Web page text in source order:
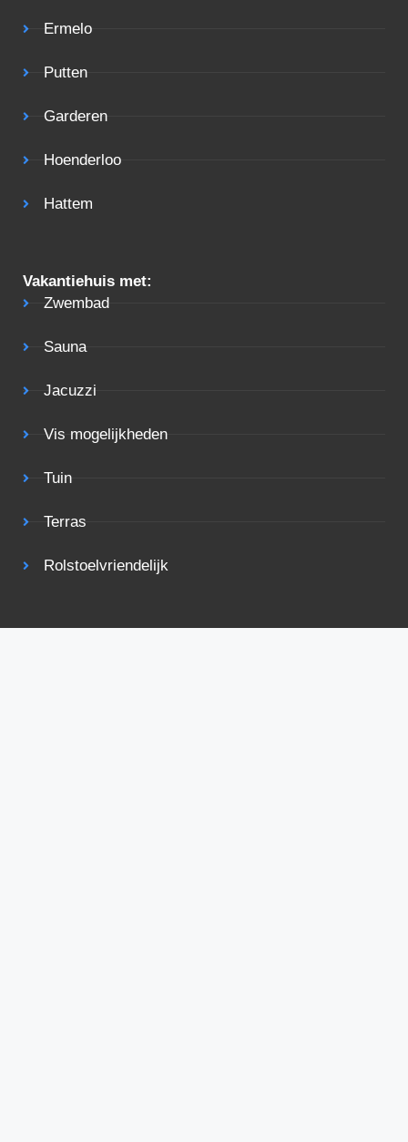
Ermelo
Putten
Garderen
Hoenderloo
Hattem
Vakantiehuis met:
Zwembad
Sauna
Jacuzzi
Vis mogelijkheden
Tuin
Terras
Rolstoelvriendelijk